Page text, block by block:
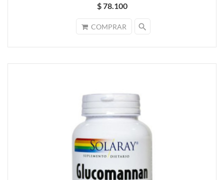
$ 78.100
COMPRAR search